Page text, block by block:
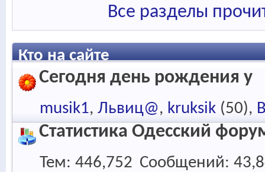
Все разделы
Кто на сайте
Сегодня день рождения у
musik1 Львиц@ kruksik (50)
Статистика Одесский
Тем 446,752 Сообщений